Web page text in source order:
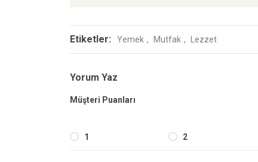
Etiketler: Yemek Mutfak Lezzet
Yorum Yaz
Müşteri Puanları
1 2